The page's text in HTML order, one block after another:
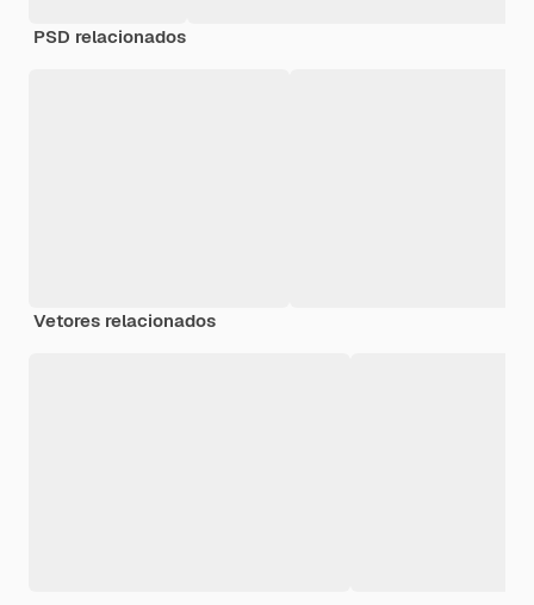
PSD relacionados
Vetores relacionados